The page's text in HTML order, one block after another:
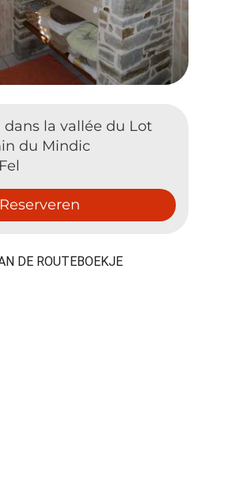
dans la vallée du Lot
du Mindic
Reserveren
DE ROUTEBOEKJE